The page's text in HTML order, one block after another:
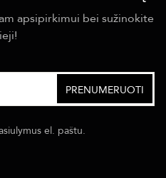
apsipirkimui bei sužinokite
el. paštu.